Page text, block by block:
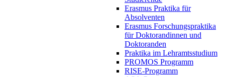
Erasmus Praktika für
Absolventen
Erasmus Forschungspraktika
für Doktorandinnen und
Doktoranden
Praktika im Lehramtsstudium
PROMOS Programm
RISE-Programm